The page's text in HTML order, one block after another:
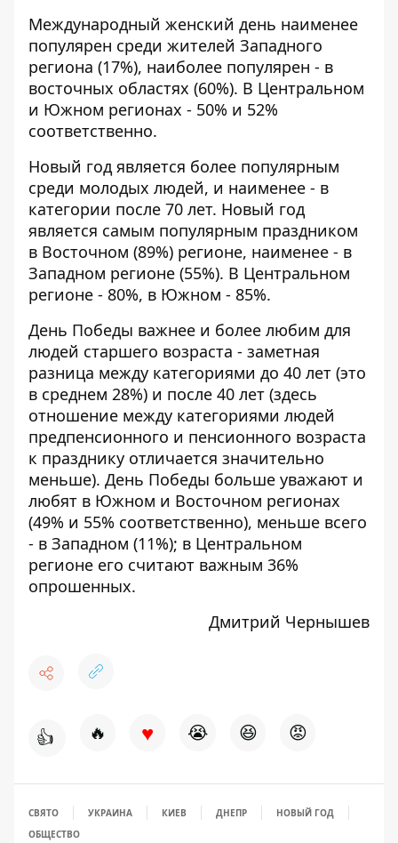
Международный женский день наименее
популярен среди жителей Западного
региона (17%), наиболее популярен - в
восточных областях (60%). В Центральном
и Южном регионах - 50% и 52%
соответственно.
Новый год является более популярным
среди молодых людей, и наименее - в
категории после 70 лет. Новый год
является самым популярным праздником
в Восточном (89%) регионе, наименее - в
Западном регионе (55%). В Центральном
регионе - 80%, в Южном - 85%.
День Победы важнее и более любим для
людей старшего возраста - заметная
разница между категориями до 40 лет (это
в среднем 28%) и после 40 лет (здесь
отношение между категориями людей
предпенсионного и пенсионного возраста
к празднику отличается значительно
меньше). День Победы больше уважают и
любят в Южном и Восточном регионах
(49% и 55% соответственно), меньше всего
- в Западном (11%); в Центральном
регионе его считают важным 36%
опрошенных.
Дмитрий Чернышев
👍 🔥 ♥ 😭 😆 😡
СВЯТО УКРАИНА КИЕВ ДНЕПР
НОВЫЙ ГОД
ОБЩЕСТВО